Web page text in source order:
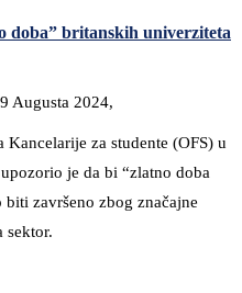
doba” britanskih univerziteta
Augusta 2024,
za studente (OFS) u
je da bi “zlatno doba
završeno zbog značajne
sektor.